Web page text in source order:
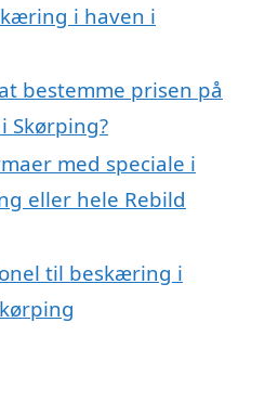
i haven i
bestemme prisen på
Skørping?
med speciale i
eller hele Rebild
til beskæring i